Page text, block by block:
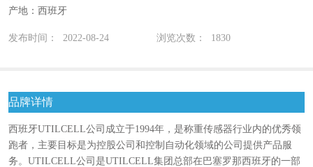
产地：西班牙
发布时间： 2022-08-24 浏览次数： 1830
品牌详情
西班牙UTILCELL公司成立于1994年，是称重传感器行业内的优秀领
跑者，主要目标是为控股公司和控制自动化领域的公司提供产品服
务。UTILCELL公司是UTILCELL集团总部在巴塞罗那西班牙的一部